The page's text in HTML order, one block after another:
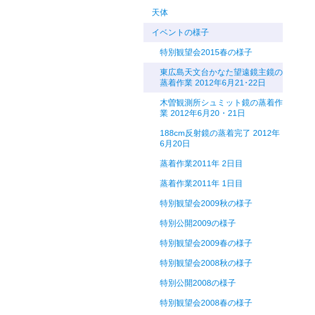
天体
イベントの様子
特別観望会2015春の様子
東広島天文台かなた望遠鏡主鏡の
蒸着作業 2012年6月21･22日
木曽観測所シュミット鏡の蒸着作
業 2012年6月20・21日
188cm反射鏡の蒸着完了 2012年
6月20日
蒸着作業2011年 2日目
蒸着作業2011年 1日目
特別観望会2009秋の様子
特別公開2009の様子
特別観望会2009春の様子
特別観望会2008秋の様子
特別公開2008の様子
特別観望会2008春の様子